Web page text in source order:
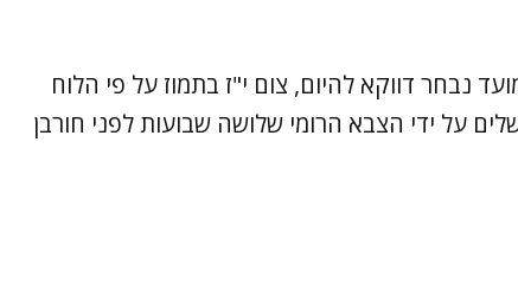
נבחר דווקא להיום, צום י"ז בתמוז על פי הלוח
על ידי הצבא הרומי שלושה שבועות לפני חורבן